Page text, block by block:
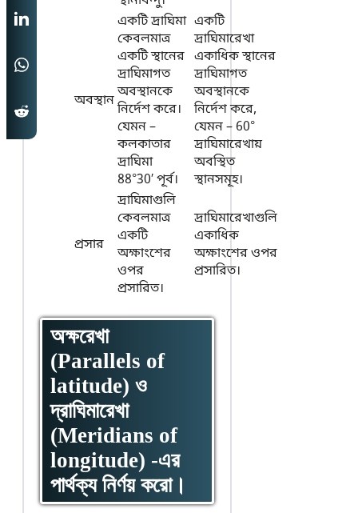
অবস্থান
একটি দ্রাঘিমা
কেবলমাত্র
একটি স্থানের
দ্রাঘিমাগত
অবস্থানকে
নির্দেশ করে।
যেমন –
কলকাতার
দ্রাঘিমা
88°30′ পূর্ব।
একটি
দ্রাঘিমারেখা
একাধিক স্থানের
দ্রাঘিমাগত
অবস্থানকে
নির্দেশ করে,
যেমন – 60°
দ্রাঘিমারেখায়
অবস্থিত
স্থানসমূহ।
প্রসার
দ্রাঘিমাগুলি
কেবলমাত্র
একটি
অক্ষাংশের
ওপর
প্রসারিত।
দ্রাঘিমারেখাগুলি
একাধিক
অক্ষাংশের ওপর
প্রসারিত।
অক্ষরেখা
(Parallels of
latitude) ও
দ্রাঘিমারেখা
(Meridians of
longitude) -এর
পার্থক্য নির্ণয় করো।